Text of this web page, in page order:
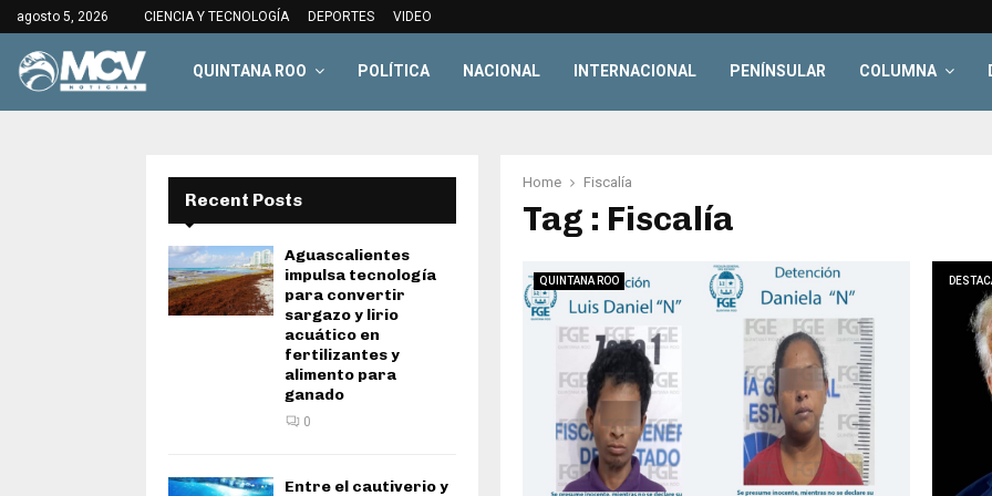
agosto 5, 2026 CIENCIA Y TECNOLOGÍA DEPORTES VIDEO
QUINTANA ROO POLÍTICA NACIONAL INTERNACIONAL PENÍNSULAR COLUMNA
Home Fiscalía
Tag : Fiscalía
QUINTANA ROO
Recent Posts
Aguascalientes
impulsa tecnología
para convertir
sargazo y lirio
acuático en
fertilizantes y
alimento para
ganado
0
Entre el cautiverio y